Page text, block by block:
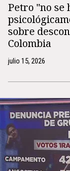
Petro "no se
sobre
Colombia
julio 15, 2026